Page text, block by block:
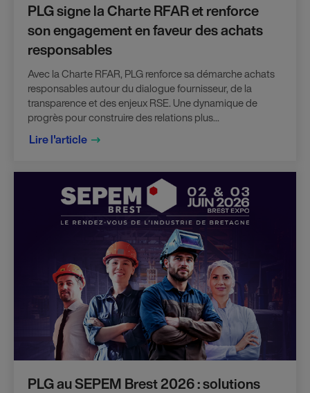
PLG signe la Charte RFAR et renforce
son engagement en faveur des achats
responsables
Avec la Charte RFAR, PLG renforce sa démarche achats
responsables autour du dialogue fournisseur, de la
transparence et des enjeux RSE. Une dynamique de
progrès pour construire des relations plus...
Lire l'article
PLG au SEPEM Brest 2026 : solutions